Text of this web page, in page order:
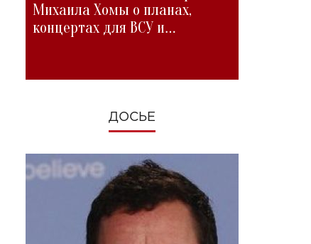
Михаила Хомы о планах,
концертах для ВСУ и
ДОСЬЕ